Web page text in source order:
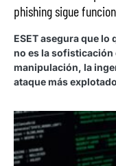
phishing sigue
ESET asegura que lo
no es la sofisticación
manipulación, la
ataque más